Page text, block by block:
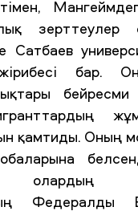
зерттеулер
Сатбаев
бар.
бейресми
қамтиды. Оның
олардың
Федералды